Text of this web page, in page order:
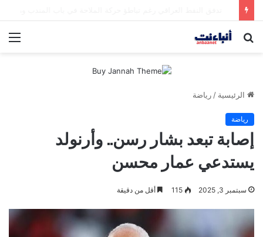
بحث
الرئيسية / رياضة
رياضة
إصابة تبعد بشار رسن.. وأرنولد
يستدعي عمار محسن
سبتمبر 3, 2025 115 أقل من دقيقة